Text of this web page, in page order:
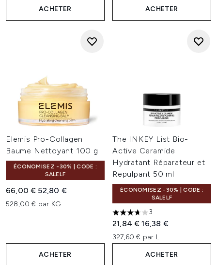
ACHETER ACHETER
Elemis Pro-Collagen
Baume Nettoyant 100 g
ÉCONOMISEZ -30% | CODE :
SALELF
Prix de vente :
66,00 € Prix ​​actuel :
52,80 €
528,00 € par KG
ACHETER
The INKEY List Bio-
Active Ceramide
Hydratant Réparateur et
Repulpant 50 ml
ÉCONOMISEZ -30% | CODE :
SALELF
3.67 étoiles sur un maximum
3
Prix de vente :
21,84 €Prix ​​actuel :
16,38 €
327,60 € par L
ACHETER